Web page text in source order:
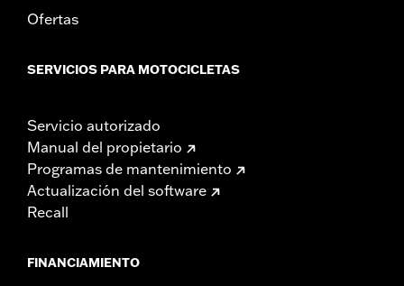
Ofertas
SERVICIOS PARA MOTOCICLETAS
Servicio autorizado
Manual del propietario
Programas de mantenimiento
Actualización del software
Recall
FINANCIAMIENTO